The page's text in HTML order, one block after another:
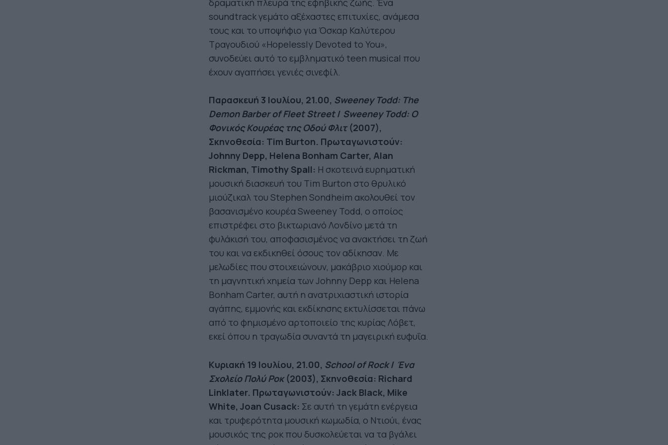
δραματική πλευρά της εφηβικής ζωής. Ένα
soundtrack γεμάτο αξέχαστες επιτυχίες, ανάμεσα
τους και το υποψήφιο για Όσκαρ Καλύτερου
Τραγουδιού «Hopelessly Devoted to You»,
συνοδεύει αυτό το εμβληματικό teen musical που
έχουν αγαπήσει γενιές σινεφίλ.
Παρασκευή 3 Ιουλίου, 21.00, Sweeney Todd: The
Demon Barber of Fleet Street/ Sweeney Todd: Ο
Φονικός Κουρέας της Οδού Φλιτ(2007),
Σκηνοθεσία: Tim Burton. Πρωταγωνιστούν:
Johnny Depp, Helena Bonham Carter, Alan
Rickman, Timothy Spall: Η σκοτεινά ευρηματική
μουσική διασκευή του Tim Burton στο θρυλικό
μιούζικαλ του Stephen Sondheim ακολουθεί τον
βασανισμένο κουρέα Sweeney Todd, ο οποίος
επιστρέφει στο βικτωριανό Λονδίνο μετά τη
φυλάκισή του, αποφασισμένος να ανακτήσει τη ζωή
του και να εκδικηθεί όσους τον αδίκησαν. Με
μελωδίες που στοιχειώνουν, μακάβριο χιούμορ και
τη μαγνητική χημεία των Johnny Depp και Helena
Bonham Carter, αυτή η ανατριχιαστική ιστορία
αγάπης, εμμονής και εκδίκησης εκτυλίσσεται πάνω
από το φημισμένο αρτοποιείο της κυρίας Λόβετ,
εκεί όπου η τραγωδία συναντά τη μαγειρική ευφυΐα.
Kυριακή 19 Ιουλίου, 21.00, School of Rock/ Ένα
Σχολείο Πολύ Ροκ(2003), Σκηνοθεσία: Richard
Linklater. Πρωταγωνιστούν: Jack Black, Mike
White, Joan Cusack: Σε αυτή τη γεμάτη ενέργεια
και τρυφερότητα μουσική κωμωδία, ο Ντιούι, ένας
μουσικός της ροκ που δυσκολεύεται να τα βγάλει